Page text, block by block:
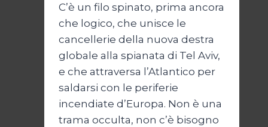
C’è un filo spinato, prima ancora
che logico, che unisce le
cancellerie della nuova destra
globale alla spianata di Tel Aviv,
e che attraversa l’Atlantico per
saldarsi con le periferie
incendiate d’Europa. Non è una
trama occulta, non c’è bisogno